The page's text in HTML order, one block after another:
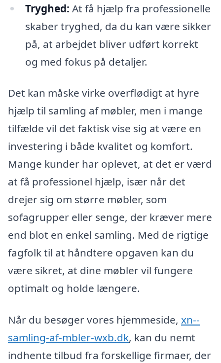
Tryghed: At få hjælp fra professionelle
skaber tryghed, da du kan være sikker
på, at arbejdet bliver udført korrekt
og med fokus på detaljer.
Det kan måske virke overflødigt at hyre
hjælp til samling af møbler, men i mange
tilfælde vil det faktisk vise sig at være en
investering i både kvalitet og komfort.
Mange kunder har oplevet, at det er værd
at få professionel hjælp, især når det
drejer sig om større møbler, som
sofagrupper eller senge, der kræver mere
end blot en enkel samling. Med de rigtige
fagfolk til at håndtere opgaven kan du
være sikret, at dine møbler vil fungere
optimalt og holde længere.
Når du besøger vores hjemmeside, xn--
samling-af-mbler-wxb.dk, kan du nemt
indhente tilbud fra forskellige firmaer, der